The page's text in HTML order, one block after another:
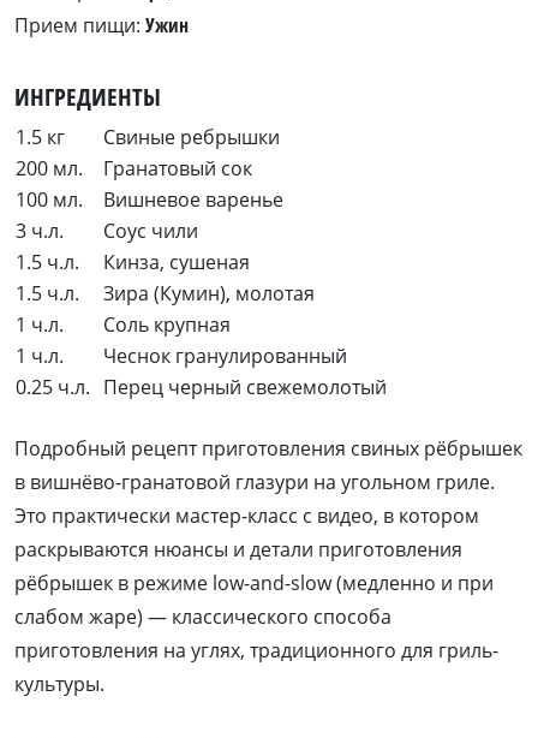
Прием пищи: Ужин
ИНГРЕДИЕНТЫ
1.5 кг
Свиные ребрышки
200 мл.
Гранатовый сок
100 мл.
Вишневое варенье
3 ч.л.
Соус чили
1.5 ч.л.
Кинза, сушеная
1.5 ч.л.
Зира (Кумин), молотая
1 ч.л.
Соль крупная
1 ч.л.
Чеснок гранулированный
0.25 ч.л. Перец черный свежемолотый
Подробный рецепт приготовления свиных рёбрышек
в вишнёво-гранатовой глазури на угольном гриле.
Это практически мастер-класс с видео, в котором
раскрываются нюансы и детали приготовления
рёбрышек в режиме low-and-slow (медленно и при
слабом жаре) — классического способа
приготовления на углях, традиционного для гриль-
культуры.